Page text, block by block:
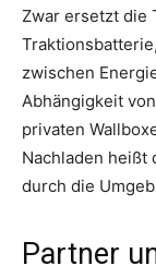
Zwar ersetzt die
zwischen
Abhängigkeit
privaten
Nachladen heißt
durch die
Partner